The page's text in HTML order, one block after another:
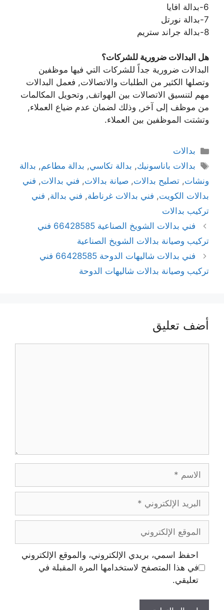
6-بدالة افايا
7-بدالة نورتل
8-بدالة جراند ستريم
هل البدالات ضرورية للشركات؟
البدالات ضرورية جداً للشركات التي فيها موظفين
وتصلها الكثير من الطلبات والاتصالات, فعمل البدالات
مهم لتنسيق الاتصالات بين الهواتف, وتحويل المكالمات
من موظف إلى آخر, وذلك لضمان عدم ضياع العملاء,
وتشتت الموظفين بين العملاء.
بدالات
بدالات باناسونيك, بدالة تكاسي, بدالة مطاعم, بدالة
ونشات, تصليح بدالات, صيانة بدالات, فني بدالات, فني
بدالات الكويت, فني بدالات غرناطة, فني بدالة, فني
تركيب بدالات
فني بدالات الشويخ الصناعية 66428585 فني
تركيب وصيانة بدالات الشويخ الصناعية
فني بدالات شاليهات الدوحة 66428585 فني
تركيب وصيانة بدالات شاليهات الدوحة
أضف تعليق
احفظ اسمي، بريدي الإلكتروني، والموقع الإلكتروني
في هذا المتصفح لاستخدامها المرة المقبلة في
تعليقي.